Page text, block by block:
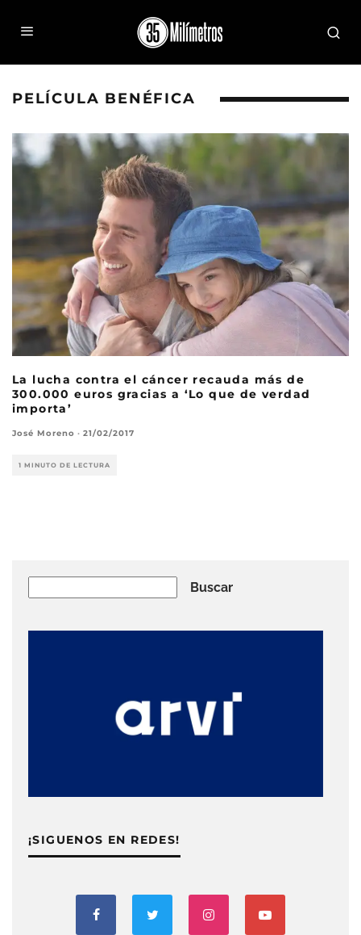
PELÍCULA BENÉFICA
La lucha contra el cáncer recauda más de
300.000 euros gracias a ‘Lo que de verdad
importa’
José Moreno · 21/02/2017
1 MINUTO DE LECTURA
Buscar
¡SIGUENOS EN REDES!